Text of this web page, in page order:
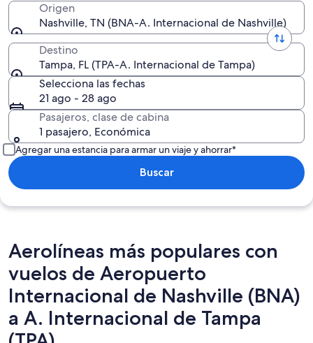
Origen
Nashville, TN (BNA-A. Internacional de Nashville)
Destino
Tampa, FL (TPA-A. Internacional de Tampa)
Selecciona las fechas
21 ago - 28 ago
Pasajeros, clase de cabina
1 pasajero, Económica
Agregar una estancia para armar un viaje y ahorrar*
Buscar
Aerolíneas más populares con
vuelos de Aeropuerto
Internacional de Nashville (BNA)
a A. Internacional de Tampa